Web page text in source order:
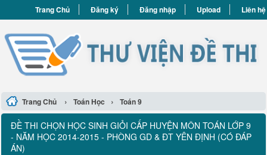
Trang Chủ Đăng ký Đăng nhập Upload Liên hệ
Trang Chủ › Toán Học › Toán 9
ĐỀ THI CHỌN HỌC SINH GIỎI CẤP HUYỆN MÔN TOÁN LỚP 9
- NĂM HỌC 2014-2015 - PHÒNG GD & ĐT YÊN ĐỊNH (CÓ ĐÁP
ÁN)